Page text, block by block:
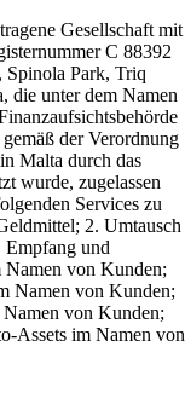
Gesellschaft mit
C 88392
Spinola Park, Triq
die unter dem Namen
der Verordnung
Malta durch das
wurde, zugelassen
Services zu
2. Umtausch
und
von Kunden;
Namen von Kunden;
von Kunden;
Assets im Namen von